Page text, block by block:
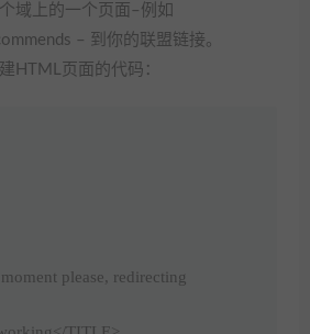
域上的一个页面–例如
– 到你的联盟链接。
HTML页面的代码：
please, redirecting